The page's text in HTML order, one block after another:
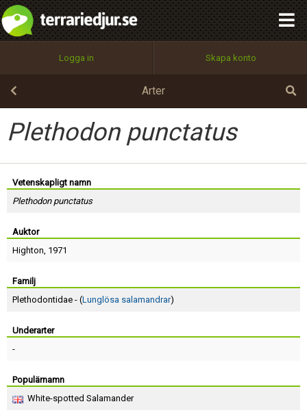
Logga in Skapa konto
Arter
Plethodon punctatus
Vetenskapligt namn
Plethodon punctatus
Auktor
Highton, 1971
Familj
Plethodontidae - (Lunglösa salamandrar)
Underarter
-
Populärnamn
White-spotted Salamander
Utför
100%
OK
integritetspolicy
Namn:
Epost:
Lösenord:
Terms of Service
Skapa konto
Begär nytt lösenord
Tillbaka till förstasidan